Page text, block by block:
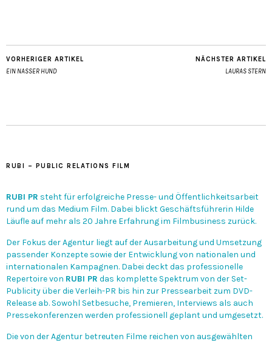
VORHERIGER ARTIKEL
EIN NASSER HUND
NÄCHSTER ARTIKEL
LAURAS STERN
RUBI – PUBLIC RELATIONS FILM
RUBI PR steht für erfolgreiche Presse- und Öffentlichkeitsarbeit
rund um das Medium Film. Dabei blickt Geschäftsführerin Hilde
Läufle auf mehr als 20 Jahre Erfahrung im Filmbusiness zurück.
Der Fokus der Agentur liegt auf der Ausarbeitung und Umsetzung
passender Konzepte sowie der Entwicklung von nationalen und
internationalen Kampagnen. Dabei deckt das professionelle
Repertoire von RUBI PR das komplette Spektrum von der Set-
Publicity über die Verleih-PR bis hin zur Pressearbeit zum DVD-
Release ab. Sowohl Setbesuche, Premieren, Interviews als auch
Pressekonferenzen werden professionell geplant und umgesetzt.
Die von der Agentur betreuten Filme reichen von ausgewählten